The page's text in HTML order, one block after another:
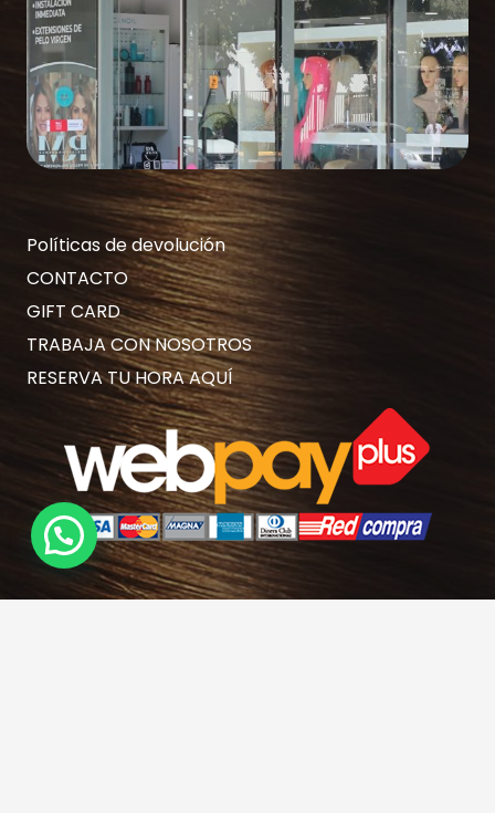
Políticas de devolución
CONTACTO
GIFT CARD
TRABAJA CON NOSOTROS
RESERVA TU HORA AQUÍ